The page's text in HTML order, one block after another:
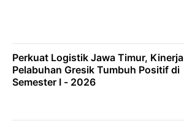
Perkuat Logistik Jawa Timur, Kinerja
Pelabuhan Gresik Tumbuh Positif di
Semester I - 2026